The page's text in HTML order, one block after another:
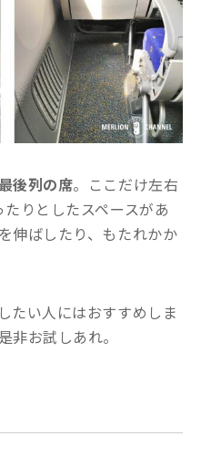
最後列の席。ここだけ左右
りとしたスペースがあ
伸ばしたり、もたれかか
たい人にはおすすめしま
非お試しあれ。